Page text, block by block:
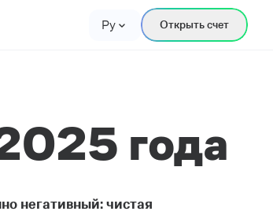
Ру Открыть счет
года
негативный: чистая